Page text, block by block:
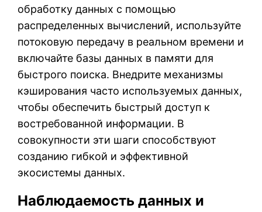
обработку данных с помощью
распределенных вычислений, используйте
потоковую передачу в реальном времени и
включайте базы данных в памяти для
быстрого поиска. Внедрите механизмы
кэширования часто используемых данных,
чтобы обеспечить быстрый доступ к
востребованной информации. В
совокупности эти шаги способствуют
созданию гибкой и эффективной
экосистемы данных.
Наблюдаемость данных и